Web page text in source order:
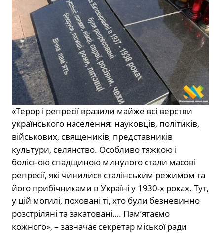
«Терор і репресії вразили майже всі верстви
українського населення: науковців, політиків,
військових, священиків, представників
культури, селянство. Особливо тяжкою і
болісною спадщиною минулого стали масові
репресії, які чинилися сталінським режимом та
його прибічниками в Україні у 1930-х роках. Тут,
у цій могилі, поховані ті, хто були безневинно
розстріляні та закатовані…. Пам’ятаємо
кожного», – зазначає секретар міської ради